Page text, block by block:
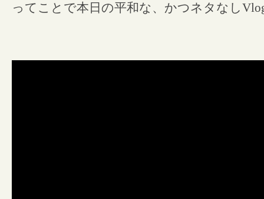
ってことで本日の平和な、かつネタなし